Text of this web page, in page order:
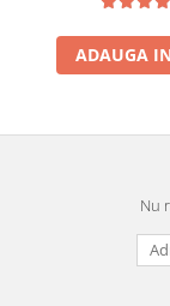
ADAUGA
Nu